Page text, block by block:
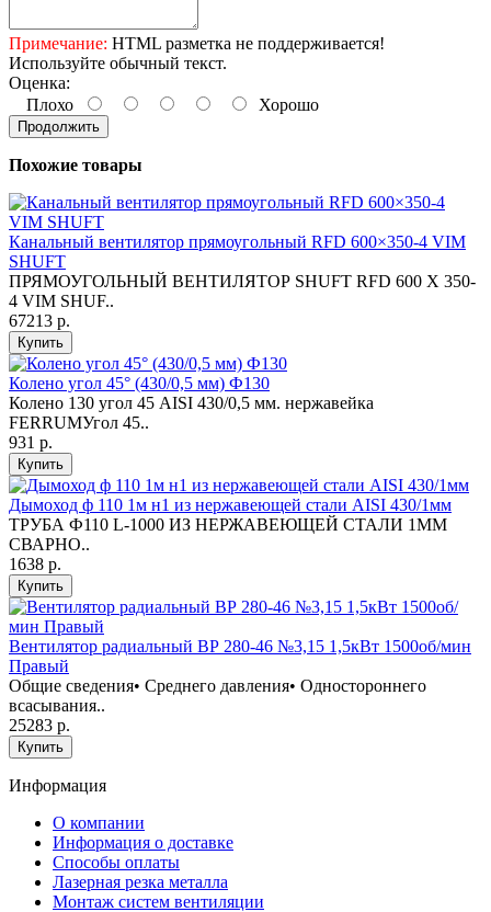
Примечание: HTML разметка не поддерживается!
Используйте обычный текст.
Оценка:
Плохо
Хорошо
Продолжить
Похожие товары
Канальный вентилятор прямоугольный RFD 600×350-4 VIM
SHUFT
ПРЯМОУГОЛЬНЫЙ ВЕНТИЛЯТОР SHUFT RFD 600 Х 350-
4 VIM SHUF..
67213 р.
Купить
Колено угол 45° (430/0,5 мм) Ф130
Колено 130 угол 45 AISI 430/0,5 мм. нержавейка
FERRUMУгол 45..
931 р.
Купить
Дымоход ф 110 1м н1 из нержавеющей стали AISI 430/1мм
ТРУБА Ф110 L-1000 ИЗ НЕРЖАВЕЮЩЕЙ СТАЛИ 1ММ
СВАРНО..
1638 р.
Купить
Вентилятор радиальный ВР 280-46 №3,15 1,5кВт 1500об/мин
Правый
Общие сведения• Среднего давления• Одностороннего
всасывания..
25283 р.
Купить
Информация
O компании
Информация о доставке
Способы оплаты
Лазерная резка металла
Монтаж систем вентиляции